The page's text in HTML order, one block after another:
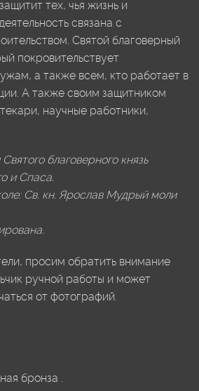
тех, чья жизнь и
связана с
Святой благоверный
покровительствует
а также всем, кто работает в
А также своим защитником
научные работники,
благоверного князь
и Спаса.
Св. кн. Ярослав Мудрый моли
просим обратить внимание
ручной работы и может
от фотографий.
бронза